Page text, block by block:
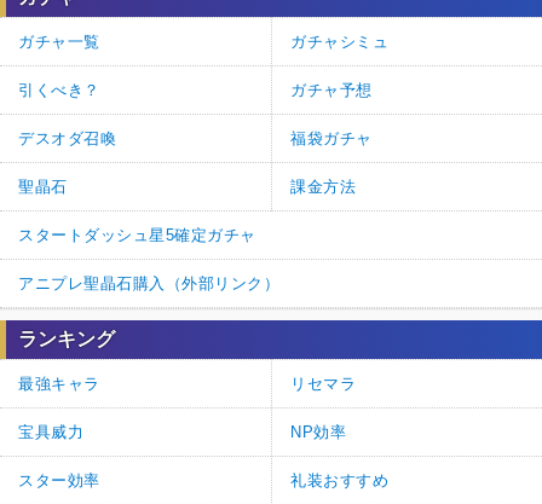
ガチャ一覧 ガチャシミュ
引くべき？ ガチャ予想
デスオダ召喚 福袋ガチャ
聖晶石 課金方法
スタートダッシュ星5確定ガチャ
アニプレ聖晶石購入（外部リンク）
ランキング
最強キャラ リセマラ
宝具威力 NP効率
スター効率 礼装おすすめ